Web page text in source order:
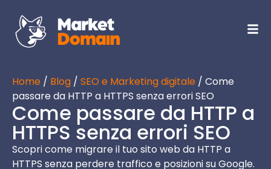
Home / Blog / SEO e Marketing digitale / Come
passare da HTTP a HTTPS senza errori SEO
Come passare da HTTP a
HTTPS senza errori SEO
Scopri come migrare il tuo sito web da HTTP a
HTTPS senza perdere traffico e posizioni su Google.